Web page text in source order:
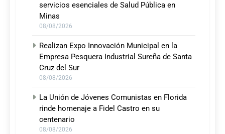
servicios esenciales de Salud Pública en
Minas
08/08/2026
Realizan Expo Innovación Municipal en la
Empresa Pesquera Industrial Sureña de Santa
Cruz del Sur
08/08/2026
La Unión de Jóvenes Comunistas en Florida
rinde homenaje a Fidel Castro en su
centenario
08/08/2026